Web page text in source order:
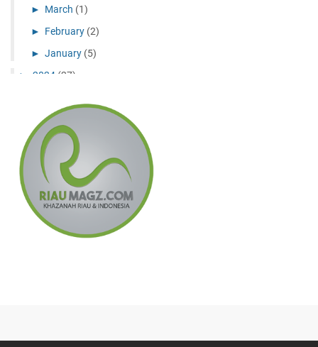
► March (1)
► February (2)
► January (5)
► 2024 (27)
November
(11)
►July(1)
►May
(1)
►April (2)
►February(2)
2023
December(3)
►July(3)